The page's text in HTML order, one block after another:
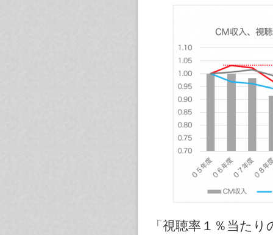
「視聴率１％当た